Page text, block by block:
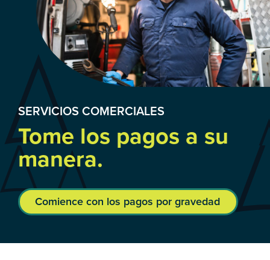
SERVICIOS COMERCIALES
Tome los pagos a su
manera.
Comience con los pagos por gravedad